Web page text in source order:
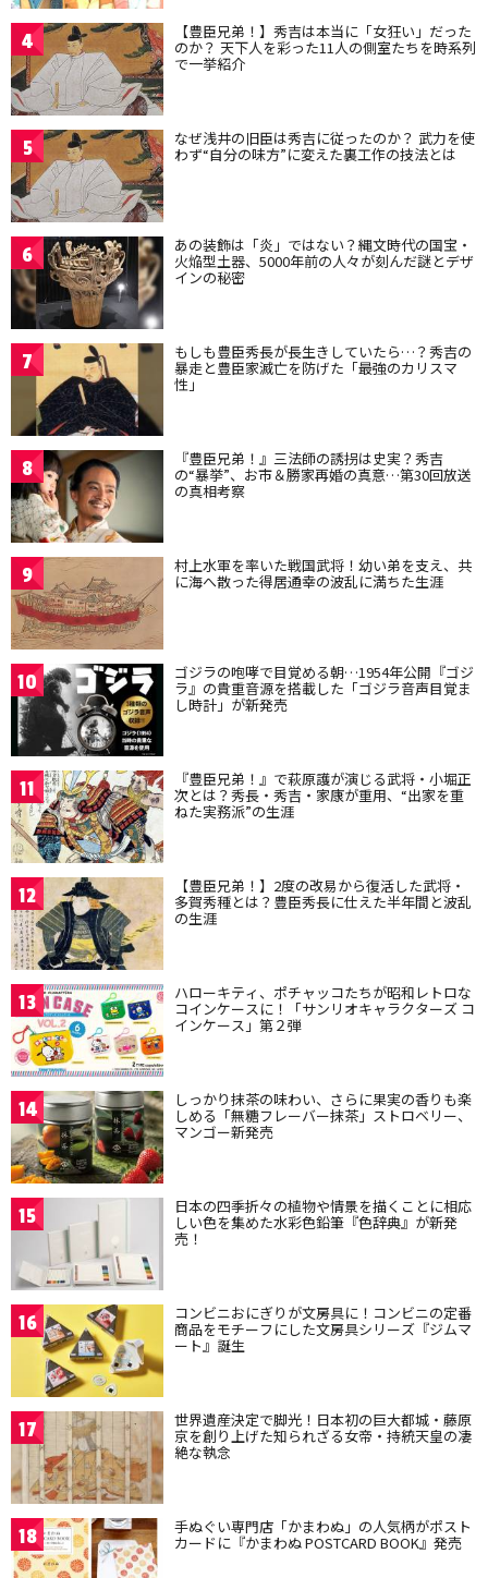
4 【豊臣兄弟！】秀吉は本当に「女狂い」だった
のか？ 天下人を彩った11人の側室たちを時系列
で一挙紹介
5 なぜ浅井の旧臣は秀吉に従ったのか？ 武力を使
わず“自分の味方”に変えた裏工作の技法とは
6 あの装飾は「炎」ではない？縄文時代の国宝・
火焔型土器、5000年前の人々が刻んだ謎とデザ
インの秘密
7 もしも豊臣秀長が長生きしていたら…？秀吉の
暴走と豊臣家滅亡を防げた「最強のカリスマ
性」
8 『豊臣兄弟！』三法師の誘拐は史実？秀吉
の“暴挙”、お市＆勝家再婚の真意…第30回放送
の真相考察
9 村上水軍を率いた戦国武将！幼い弟を支え、共
に海へ散った得居通幸の波乱に満ちた生涯
10 ゴジラの咆哮で目覚める朝…1954年公開『ゴジ
ラ』の貴重音源を搭載した「ゴジラ音声目覚ま
し時計」が新発売
11 『豊臣兄弟！』で萩原護が演じる武将・小堀正
次とは？秀長・秀吉・家康が重用、“出家を重
ねた実務派”の生涯
12 【豊臣兄弟！】2度の改易から復活した武将・
多賀秀種とは？豊臣秀長に仕えた半年間と波乱
の生涯
13 ハローキティ、ポチャッコたちが昭和レトロな
コインケースに！「サンリオキャラクターズ コ
インケース」第２弾
14 しっかり抹茶の味わい、さらに果実の香りも楽
しめる「無糖フレーバー抹茶」ストロベリー、
マンゴー新発売
15 日本の四季折々の植物や情景を描くことに相応
しい色を集めた水彩色鉛筆『色辞典』が新発
売！
16 コンビニおにぎりが文房具に！コンビニの定番
商品をモチーフにした文房具シリーズ『ジムマ
ート』誕生
17 世界遺産決定で脚光！日本初の巨大都城・藤原
京を創り上げた知られざる女帝・持統天皇の凄
絶な執念
18 手ぬぐい専門店「かまわぬ」の人気柄がポスト
カードに『かまわぬ POSTCARD BOOK』発売